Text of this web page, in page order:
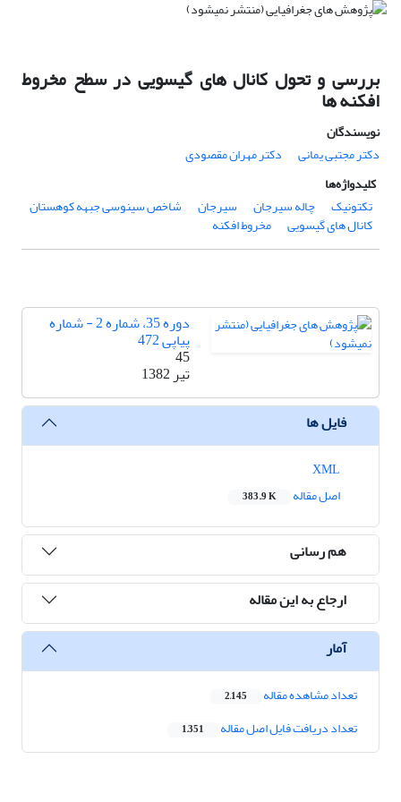
بررسی و تحول کانال های گیسویی در سطح مخروط
افکنه ها
نویسندگان
دکتر مجتبی یمانی
دکتر مهران مقصودی
کلیدواژه‌ها
تکتونیک
چاله سیرجان سیرجان شاخص سینوسی جبهه کوهستان
کانال های گیسویی مخروط افکنه
دوره 35، شماره 2 - شماره
پیاپی 472
45
تیر 1382
فایل ها
اصل مقاله
383.9 K
هم رسانی
ارجاع به این مقاله
آمار
تعداد مشاهده مقاله 2,145
تعداد دریافت فایل اصل مقاله 1,351